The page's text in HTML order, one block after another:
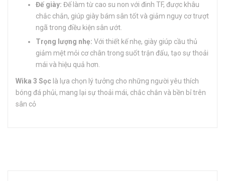
Đế giày: Đế làm từ cao su non với đinh TF, được khâu
chắc chắn, giúp giày bám sân tốt và giảm nguy cơ trượt
ngã trong điều kiện sân ướt.
Trọng lượng nhẹ: Với thiết kế nhẹ, giày giúp cầu thủ
giảm mệt mỏi cơ chân trong suốt trận đấu, tạo sự thoải
mái và hiệu quả hơn.
Wika 3 Sọc là lựa chọn lý tưởng cho những người yêu thích
bóng đá phủi, mang lại sự thoải mái, chắc chắn và bền bỉ trên
sân cỏ​